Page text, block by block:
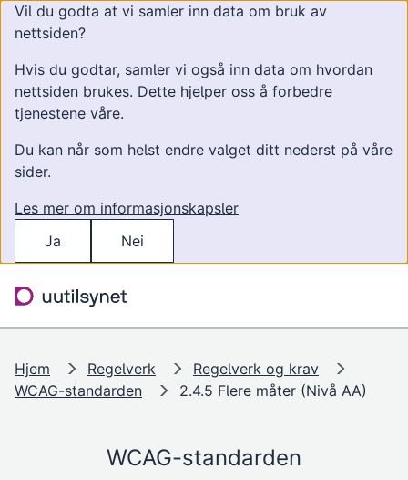
Vil du godta at vi samler inn data om bruk av
nettsiden?
Hvis du godtar, samler vi også inn data om hvordan
nettsiden brukes. Dette hjelper oss å forbedre
tjenestene våre.
Du kan når som helst endre valget ditt nederst på våre
sider.
Les mer om informasjonskapsler
Ja
Nei
Hjem Regelverk
Regelverk og krav
WCAG-standarden
2.4.5 Flere måter (Nivå AA)
WCAG-standarden